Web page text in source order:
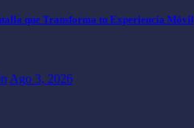
que Transforma tu Experiencia Móvil
Ago 3, 2026